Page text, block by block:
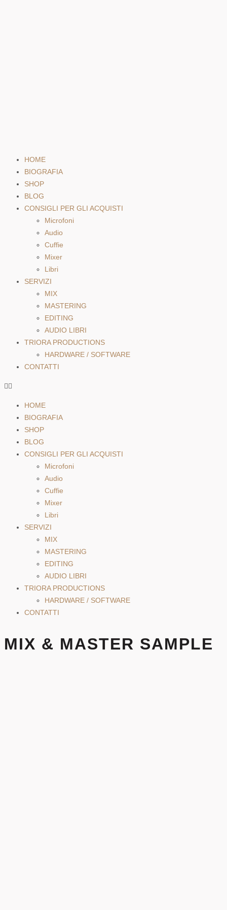
HOME
BIOGRAFIA
SHOP
BLOG
CONSIGLI PER GLI ACQUISTI
Microfoni
Audio
Cuffie
Mixer
Libri
SERVIZI
MIX
MASTERING
EDITING
AUDIO LIBRI
TRIORA PRODUCTIONS
HARDWARE / SOFTWARE
CONTATTI
HOME
BIOGRAFIA
SHOP
BLOG
CONSIGLI PER GLI ACQUISTI
Microfoni
Audio
Cuffie
Mixer
Libri
SERVIZI
MIX
MASTERING
EDITING
AUDIO LIBRI
TRIORA PRODUCTIONS
HARDWARE / SOFTWARE
CONTATTI
MIX & MASTER SAMPLE